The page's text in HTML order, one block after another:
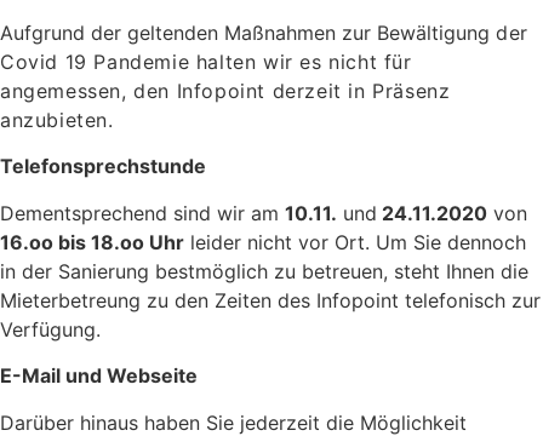
Aufgrund der geltenden Maßnahmen zur Bewältigung der
Covid 19 Pandemie halten wir es nicht für
angemessen,den Infopoint derzeit in Präsenz
anzubieten.
Telefonsprechstunde
Dementsprechend sind wir am 10.11. und 24.11.2020 von
16.oo bis 18.oo Uhr leider nicht vor Ort. Um Sie dennoch
in der Sanierung bestmöglich zu betreuen, steht Ihnen die
Mieterbetreung zu den Zeiten des Infopoint telefonisch zur
Verfügung.
E-Mail und Webseite
Darüber hinaus haben Sie jederzeit die Möglichkeit